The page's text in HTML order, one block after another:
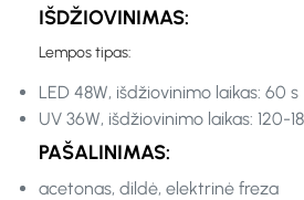
IŠDŽIOVINIMAS:
Lempos tipas:
LED 48W, išdžiovinimo laikas: 60 s
UV 36W, išdžiovinimo laikas: 120-
PAŠALINIMAS:
acetonas, dildė, elektrinė freza